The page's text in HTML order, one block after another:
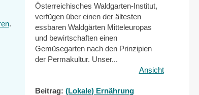
.
Österreichisches Waldgarten-Institut,
verfügen über einen der ältesten
essbaren Waldgärten Mitteleuropas
und bewirtschaften einen
Gemüsegarten nach den Prinzipien
der Permakultur. Unser...
Ansicht
Beitrag:(Lokale) Ernährung